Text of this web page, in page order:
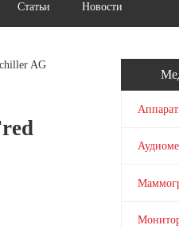
Статьи Новости
AG